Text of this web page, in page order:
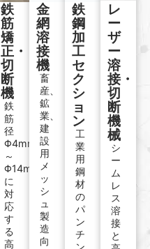
鉄
筋
矯
正・
切
断
機
鉄
筋
径
Φ4mm
～
Φ14mm
に
対
応
す
る
高
金
網
溶
接
機
畜
産、
鉱
業、
建
設
用
メ
ッ
シ
ュ
製
造
向
鉄
鋼
加
工
セ
ク
シ
ョ
ン
工
業
用
鋼
材
の
パ
ン
チ
レ
ー
ザ
ー
溶
接・
切
断
機
械
シ
ー
ム
レ
ス
溶
接
と